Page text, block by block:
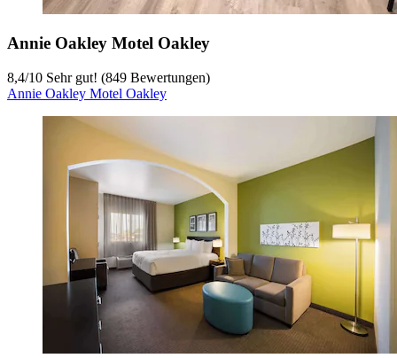
Annie Oakley Motel Oakley
8,4/10 Sehr gut! (849 Bewertungen)
Annie Oakley Motel Oakley